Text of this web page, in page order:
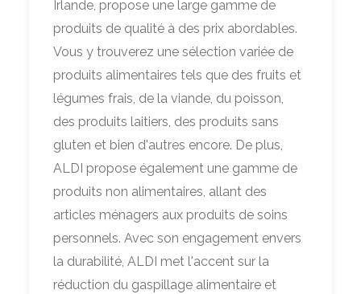
Irlande, propose une large gamme de
produits de qualité à des prix abordables.
Vous y trouverez une sélection variée de
produits alimentaires tels que des fruits et
légumes frais, de la viande, du poisson,
des produits laitiers, des produits sans
gluten et bien d'autres encore. De plus,
ALDI propose également une gamme de
produits non alimentaires, allant des
articles ménagers aux produits de soins
personnels. Avec son engagement envers
la durabilité, ALDI met l'accent sur la
réduction du gaspillage alimentaire et